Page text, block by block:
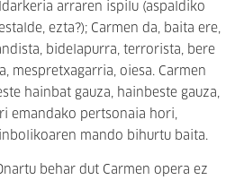
arraren ispilu (aspaldiko
ezta?); Carmen da, baita ere,
bidelapurra, terrorista, bere
mespretxagarria, oiesa. Carmen
hainbat gauza, hainbeste gauza,
emandako pertsonaia hori,
mando bihurtu baita.
behar dut Carmen opera ez